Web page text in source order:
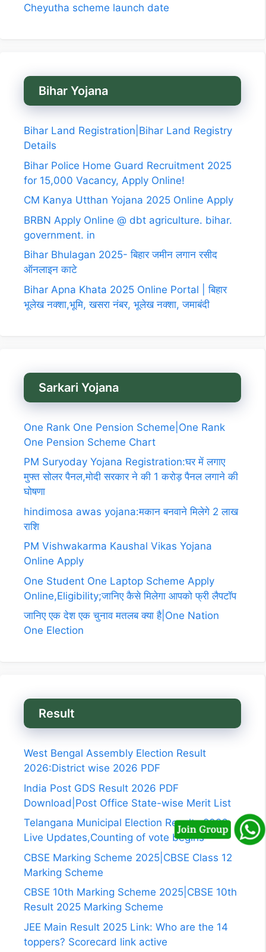
Cheyutha scheme launch date
Bihar Yojana
Bihar Land Registration|Bihar Land Registry
Details
Bihar Police Home Guard Recruitment 2025
for 15,000 Vacancy, Apply Online!
CM Kanya Utthan Yojana 2025 Online Apply
BRBN Apply Online @ dbt agriculture. bihar.
government. in
Bihar Bhulagan 2025- बिहार जमीन लगान रसीद
ऑनलाइन काटे
Bihar Apna Khata 2025 Online Portal | बिहार
भूलेख नक्शा,भूमि, खसरा नंबर, भूलेख नक्शा, जमाबंदी
Sarkari Yojana
One Rank One Pension Scheme|One Rank
One Pension Scheme Chart
PM Suryoday Yojana Registration:घर में लगाए
मुफ्त सोलर पैनल,मोदी सरकार ने की 1 करोड़ पैनल लगाने की
घोषणा
hindimosa awas yojana:मकान बनवाने मिलेगे 2 लाख
राशि
PM Vishwakarma Kaushal Vikas Yojana
Online Apply
One Student One Laptop Scheme Apply
Online,Eligibility;जानिए कैसे मिलेगा आपको फ्री लैपटॉप
जानिए एक देश एक चुनाव मतलब क्या है|One Nation
One Election
Result
West Bengal Assembly Election Result
2026:District wise 2026 PDF
India Post GDS Result 2026 PDF
Download|Post Office State-wise Merit List
Telangana Municipal Election Results 2026
Live Updates,Counting of vote begins
CBSE Marking Scheme 2025|CBSE Class 12
Marking Scheme
CBSE 10th Marking Scheme 2025|CBSE 10th
Result 2025 Marking Scheme
JEE Main Result 2025 Link: Who are the 14
toppers? Scorecard link active